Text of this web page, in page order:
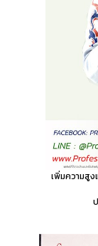
เพิ่มความสู